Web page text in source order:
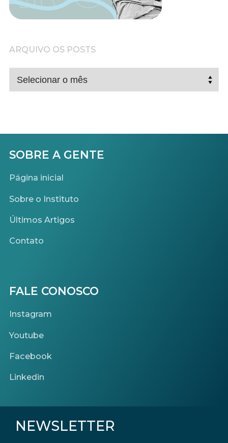
ARQUIVO OS POSTS
ARQUIVO
OS
SOBRE A GENTE
Página inicial
Sobre o Instituto
Últimos Artigos
Contato
FALE CONOSCO
Instagram
Youtube
Facebook
Linkedin
NEWSLETTER